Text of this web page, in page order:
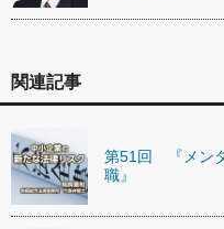
関連記事
第51回 『メン
職』